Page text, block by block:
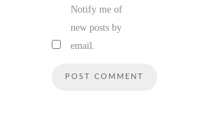
Notify me of
new posts by
email.